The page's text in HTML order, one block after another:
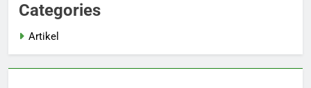
Categories
Artikel